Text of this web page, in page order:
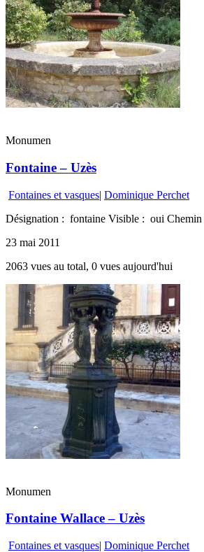
Monumen
Fontaine – Uzès
Fontaines et vasques| Dominique Perchet
Désignation : fontaine Visible : oui
23 mai 2011
2063 vues au total, 0 vues aujourd'hui
Monumen
Fontaine Wallace – Uzès
Fontaines et vasques| Dominique Perchet